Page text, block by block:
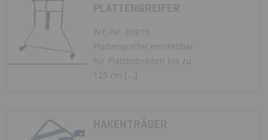
PLATTENGREIFER
Art.-Nr. 01819
Plattengreifer einstellbar
für Plattenbreiten bis zu
125 cm [...]
HAKENTRÄGER